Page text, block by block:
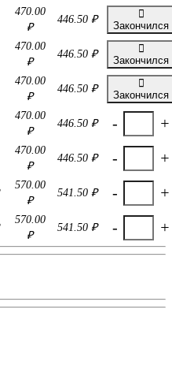
470.00
₽
446.50 ₽
Закончился
470.00
₽
446.50 ₽
Закончился
470.00
₽
446.50 ₽
Закончился
470.00
₽
446.50 ₽ - +
470.00
₽
446.50 ₽ - +
570.00
₽
541.50 ₽ - +
570.00
₽
541.50 ₽ - +